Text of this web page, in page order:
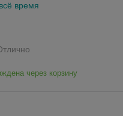
время
через корзину